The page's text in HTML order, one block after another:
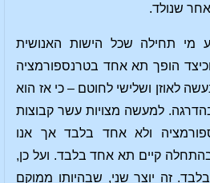
שנולד.
מי תחילה שכל הישות האנושית
הופך תא אחד בטרנספורמציה
לאוזן ושלישי לחוטם – כי אז הוא
למעשה מצויות עשר קבוצות
ולא אחד בלבד אך אנו
קיים תא אחד בלבד. ועל כן,
זה יוצר שני, שבהיותו ממוקם